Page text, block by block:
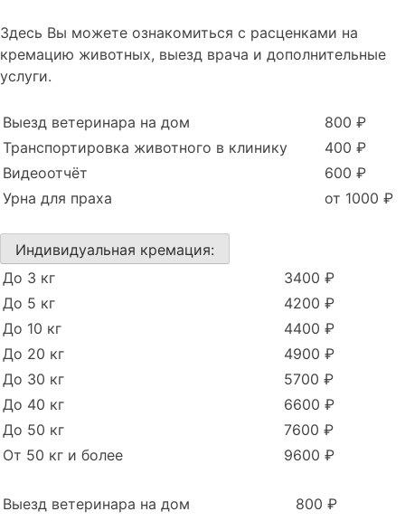
Здесь Вы можете ознакомиться с расценками на
кремацию животных, выезд врача и дополнительные
услуги.
Выезд ветеринара на дом
800 ₽
Транспортировка животного в клинику
400 ₽
Видеоотчёт
600 ₽
Урна для праха
от 1000 ₽
Индивидуальная кремация:
До 3 кг
3400 ₽
До 5 кг
4200 ₽
До 10 кг
4400 ₽
До 20 кг
4900 ₽
До 30 кг
5700 ₽
До 40 кг
6600 ₽
До 50 кг
7600 ₽
От 50 кг и более
9600 ₽
Выезд ветеринара на дом
800 ₽